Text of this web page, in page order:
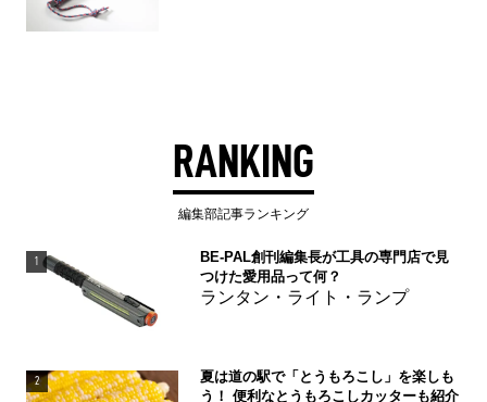
RANKING
編集部記事ランキング
1
BE-PAL創刊編集長が工具の専門店で見
つけた愛用品って何？
ランタン・ライト・ランプ
2
夏は道の駅で「とうもろこし」を楽しも
う！ 便利なとうもろこしカッターも紹介